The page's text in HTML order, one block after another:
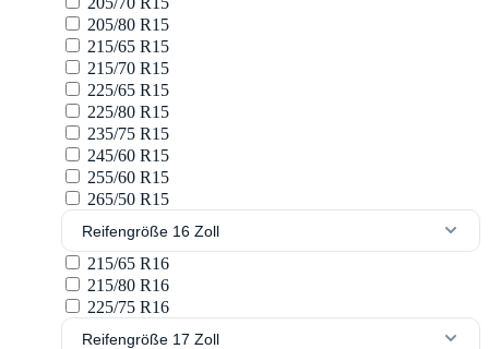
205/80 R15
215/65 R15
215/70 R15
225/65 R15
225/80 R15
235/75 R15
245/60 R15
255/60 R15
265/50 R15
Reifengröße 16 Zoll
215/65 R16
215/80 R16
225/75 R16
Reifengröße 17 Zoll